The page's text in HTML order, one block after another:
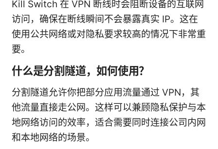
Kill Switch 在 VPN 断线时会阻断设备的互联网
访问，确保在断线瞬间不会暴露真实 IP。这在
使用公共网络或对隐私要求较高的情况下非常重
要。
什么是分割隧道，如何使用？
分割隧道允许你把部分应用流量通过 VPN，其
他流量直接走公网。这样可以兼顾隐私保护与本
地网络访问的效率，适合需要同时连接公司内网
和本地网络的场景。